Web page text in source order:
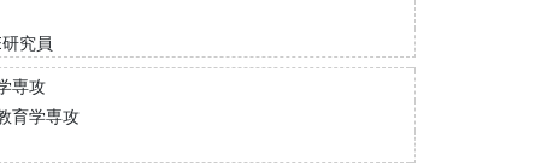
究員
専攻
育学専攻